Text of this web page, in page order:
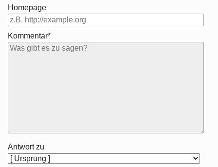
Homepage
Kommentar*
Antwort zu